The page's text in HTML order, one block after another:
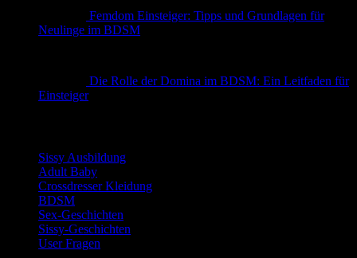
Femdom Einsteiger: Tipps und Grundlagen für
Neulinge im BDSM
Die Rolle der Domina im BDSM: Ein Leitfaden für
Einsteiger
Sissy Ausbildung
Adult Baby
Crossdresser Kleidung
BDSM
Sex-Geschichten
Sissy-Geschichten
User Fragen